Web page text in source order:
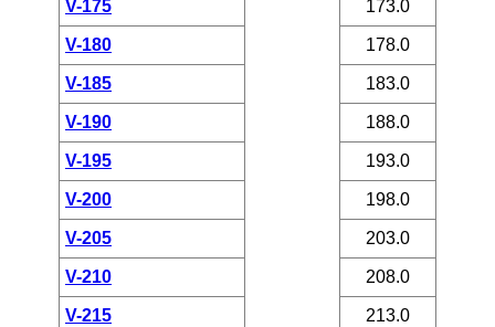
V-175 173.0
V-180 178.0
V-185 183.0
V-190 188.0
V-195 193.0
V-200 198.0
V-205 203.0
V-210 208.0
V-215 213.0